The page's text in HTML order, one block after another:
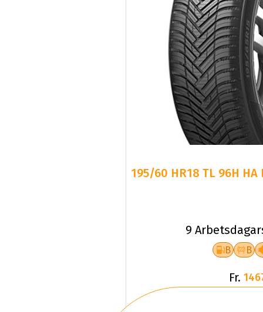
195/60 HR18 TL 96H HA
9
B B
Fr.